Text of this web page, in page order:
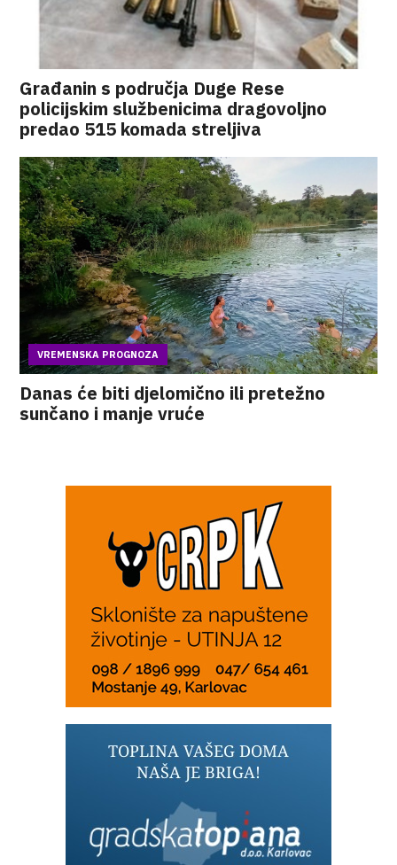
Građanin s područja Duge Rese
policijskim službenicima dragovoljno
predao 515 komada streljiva
VREMENSKA PROGNOZA
Danas će biti djelomično ili pretežno
sunčano i manje vruće